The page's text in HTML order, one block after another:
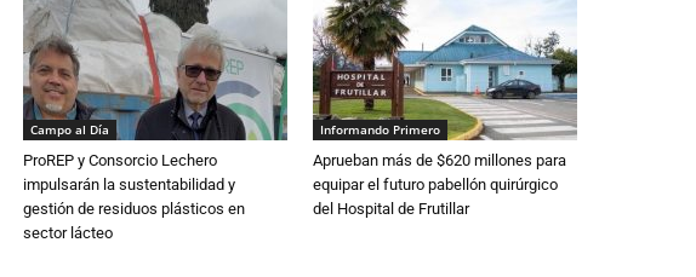
Campo al Día
ProREP y Consorcio Lechero
impulsarán la sustentabilidad y
gestión de residuos plásticos en
sector lácteo
Informando Primero
Aprueban más de $620 millones para
equipar el futuro pabellón quirúrgico
del Hospital de Frutillar